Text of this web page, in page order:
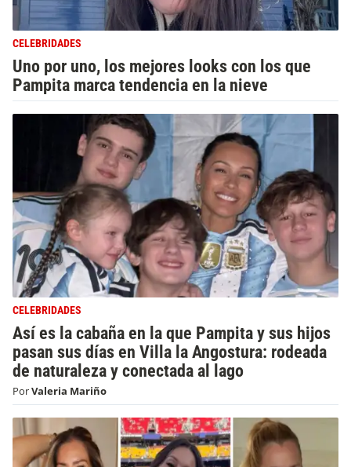
CELEBRIDADES
Uno por uno, los mejores looks con los que
Pampita marca tendencia en la nieve
CELEBRIDADES
Así es la cabaña en la que Pampita y sus hijos
pasan sus días en Villa la Angostura: rodeada
de naturaleza y conectada al lago
PorValeria Mariño